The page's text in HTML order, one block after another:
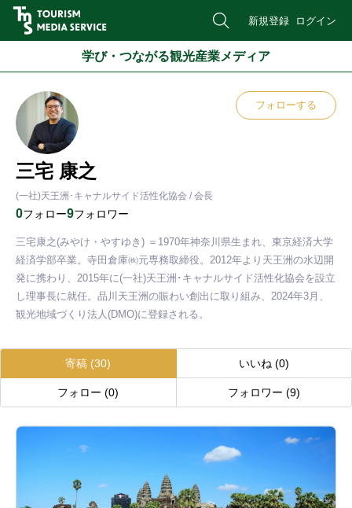
新規登録 ログイン
学び・つながる観光産業メディア
三宅 康之
(一社)天王洲･キャナルサイド活性化協会 / 会長
0フォロー9フォロワー
フォローする
三宅康之(みやけ・やすゆき) ＝1970年神奈川県生まれ、東京経済大学
経済学部卒業。寺田倉庫㈱元専務取締役。2012年より天王洲の水辺開
発に携わり、2015年に(一社)天王洲･キャナルサイド活性化協会を設立
し理事長に就任。品川天王洲の賑わい創出に取り組み、2024年3月、
観光地域づくり法人(DMO)に登録される。
寄稿 (30) いいね (0)
フォロー (0) フォロワー (9)